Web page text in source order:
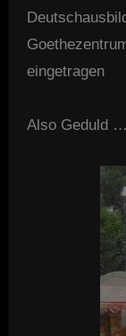
eingetragen
Also Geduld …